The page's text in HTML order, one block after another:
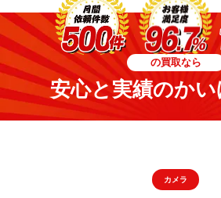
の買取なら
安心と実績のか
カメラ